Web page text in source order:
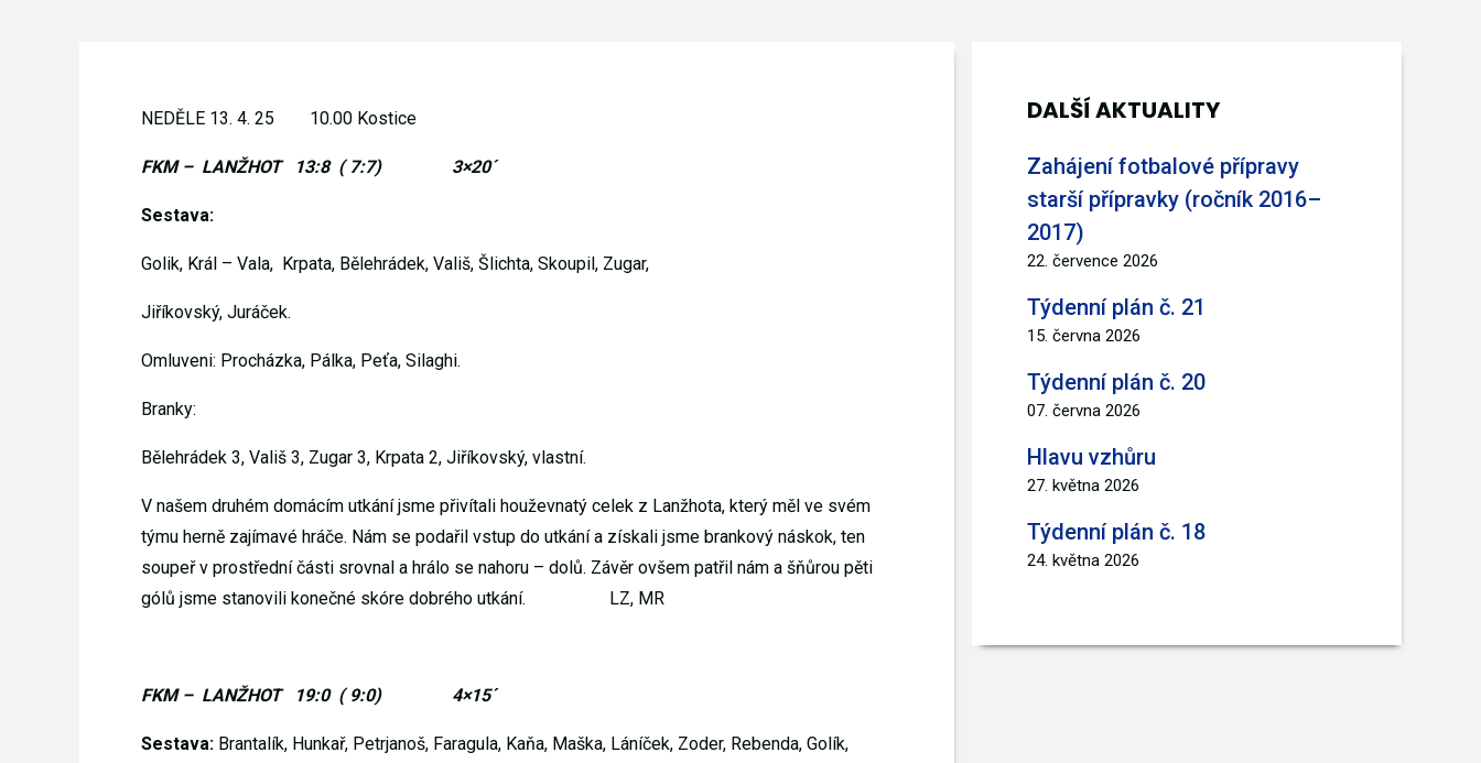
NEDĚLE 13. 4. 25 10.00 Kostice
FKM – LANŽHOT 13:8 ( 7:7) 3×20´
Sestava:
Golik, Král – Vala, Krpata, Bělehrádek, Vališ, Šlichta, Skoupil, Zugar,
Jiříkovský, Juráček.
Omluveni: Procházka, Pálka, Peťa, Silaghi.
Branky:
Bělehrádek 3, Vališ 3, Zugar 3, Krpata 2, Jiříkovský, vlastní.
V našem druhém domácím utkání jsme přivítali houževnatý celek z Lanžhota, který měl ve svém
týmu herně zajímavé hráče. Nám se podařil vstup do utkání a získali jsme brankový náskok, ten
soupeř v prostřední části srovnal a hrálo se nahoru – dolů. Závěr ovšem patřil nám a šňůrou pěti
gólů jsme stanovili konečné skóre dobrého utkání.
LZ, MR
FKM – LANŽHOT 19:0 ( 9:0) 4×15´
Sestava: Brantalík, Hunkař, Petrjanoš, Faragula, Kaňa, Maška, Láníček, Zoder, Rebenda, Golík,
DALŠÍ AKTUALITY
Zahájení fotbalové přípravy
starší přípravky (ročník 2016–
2017)
22. července 2026
Týdenní plán č. 21
15. června 2026
Týdenní plán č. 20
07. června 2026
Hlavu vzhůru
27. května 2026
Týdenní plán č. 18
24. května 2026